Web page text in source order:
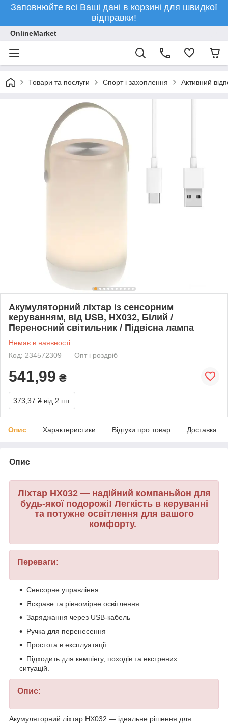
Заповнюйте всі Ваші дані в корзині для швидкої
відправки!
OnlineMarket
Товари та послуги Спорт і захоплення Активний
Акумуляторний ліхтар із сенсорним
керуванням, від USB, HX032, Білий /
Переносний світильник / Підвісна лампа
Немає в наявності
Код: 234572309
Опт і роздріб
541,99 ₴
373,37 ₴ від 2 шт.
Опис Характеристики Відгуки про товар Доставка
Опис
Ліхтар HX032 — надійний компаньйон для
будь-якої подорожі! Легкість в керуванні
та потужне освітлення для вашого
комфорту.
Переваги:
Сенсорне управління
Яскраве та рівномірне освітлення
Заряджання через USB-кабель
Ручка для перенесення
Простота в експлуатації
Підходить для кемпінгу, походів та екстрених
ситуацій.
Опис:
Акумуляторний ліхтар HX032 — ідеальне рішення для